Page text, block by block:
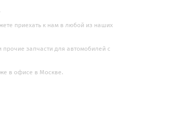
приехать к нам в любой из наших
запчасти для автомобилей с
в офисе в Москве.